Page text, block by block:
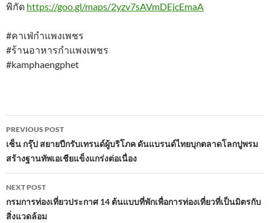
พิกัด https://goo.gl/maps/2yzv7sAVmDEjcEmaA
#คาเฟ่กำแพงเพชร
#ร้านอาหารกำแพงเพชร
#kamphaengphet
Post
navigation
PREVIOUS POST
เซ็น กรุ๊ป สยายปีกรับเทรนด์ผู้บริโภค ดันแบรนด์ไทยบุกตลาดโลกปูพรม
สร้างฐานทัพเอเชียแข็งแกร่งต่อเนื่อง
NEXT POST
กรมการท่องเที่ยวประกาศ 14 ต้นแบบที่พักเพื่อการท่องเที่ยวที่เป็นมิตรกับ
สิ่งแวดล้อม